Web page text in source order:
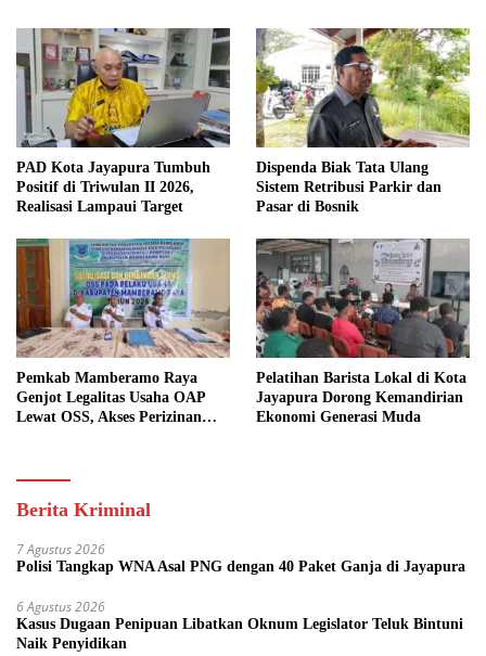
PAD Kota Jayapura Tumbuh
Positif di Triwulan II 2026,
Realisasi Lampaui Target
Dispenda Biak Tata Ulang
Sistem Retribusi Parkir dan
Pasar di Bosnik
Pemkab Mamberamo Raya
Genjot Legalitas Usaha OAP
Lewat OSS, Akses Perizinan
Pelatihan Barista Lokal di Kota
Jayapura Dorong Kemandirian
Ekonomi Generasi Muda
Berita Kriminal
7 Agustus 2026
Polisi Tangkap WNA Asal PNG dengan 40 Paket Ganja di Jayapura
6 Agustus 2026
Kasus Dugaan Penipuan Libatkan Oknum Legislator Teluk Bintuni
Naik Penyidikan